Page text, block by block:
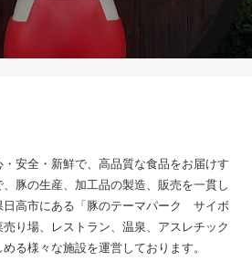
安全・新鮮で、高品質な食品をお届けす
豚の生産、加工品の製造、販売を一貫し
日高市にある「豚のテーマパーク サイボ
り場、レストラン、温泉、アスレチック
る様々な施設を運営しております。